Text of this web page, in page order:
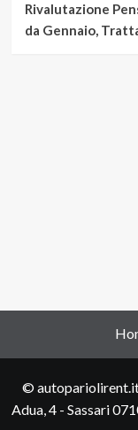
Rivalutazione
da Gennaio,
© autopariolirent.it
Adua, 4 - Sassari